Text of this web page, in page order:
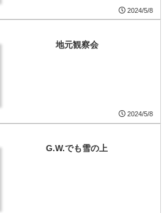
2024/5/8
地元観察会
2024/5/8
G.W.でも雪の上